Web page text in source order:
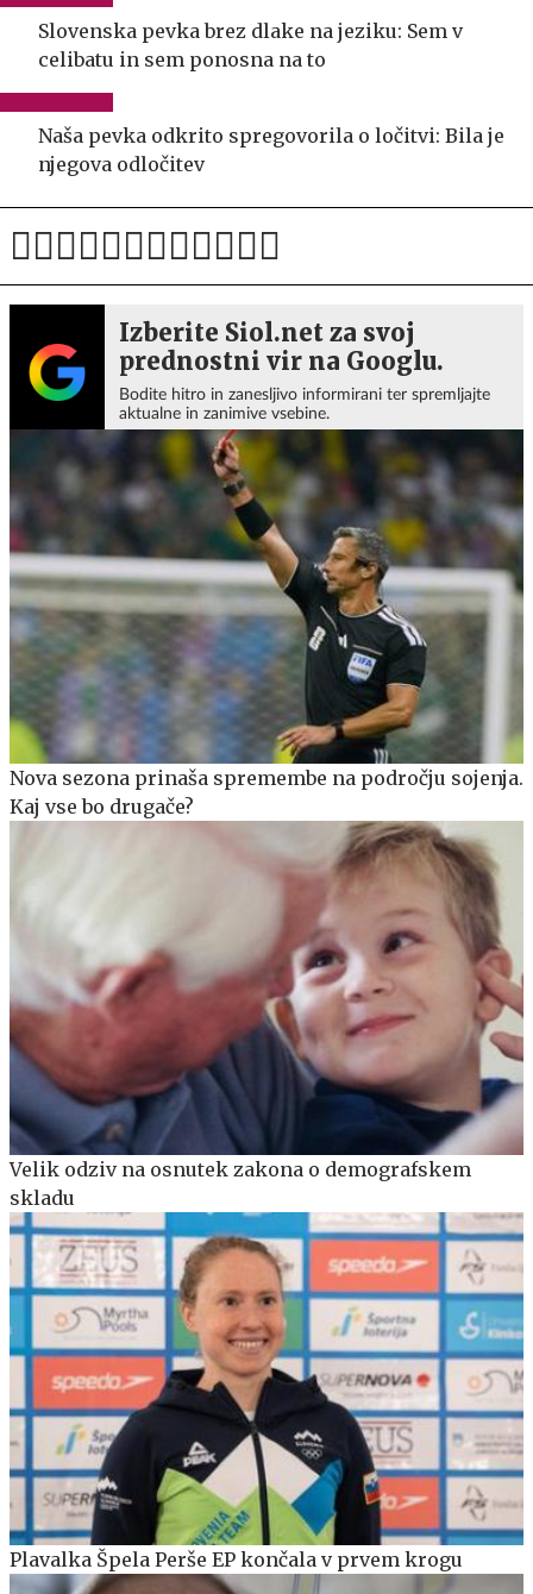
Slovenska pevka brez dlake na jeziku: Sem v
celibatu in sem ponosna na to
Naša pevka odkrito spregovorila o ločitvi: Bila je
njegova odločitev
Izberite Siol.net za svoj
prednostni vir na Googlu.
Bodite hitro in zanesljivo informirani ter spremljajte
aktualne in zanimive vsebine.
Nova sezona prinaša spremembe na področju sojenja.
Kaj vse bo drugače?
Velik odziv na osnutek zakona o demografskem
skladu
Plavalka Špela Perše EP končala v prvem krogu